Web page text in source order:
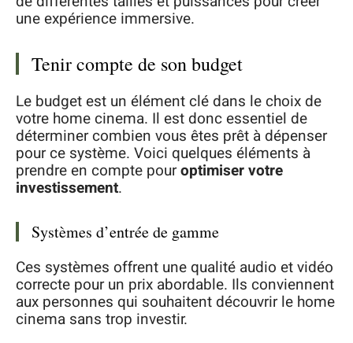
une expérience immersive.
Tenir compte de son budget
Le budget est un élément clé dans le choix de
votre home cinema. Il est donc essentiel de
déterminer combien vous êtes prêt à dépenser
pour ce système. Voici quelques éléments à
prendre en compte pouroptimiser votre
investissement.
Systèmes d’entrée de gamme
Ces systèmes offrent une qualité audio et vidéo
correcte pour un prix abordable. Ils conviennent
aux personnes qui souhaitent découvrir le home
cinema sans trop investir.